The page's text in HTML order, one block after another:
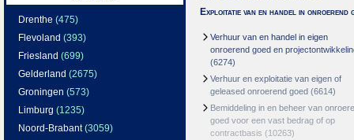
Drenthe (475)
Flevoland (393)
Friesland (699)
Gelderland (2675)
Groningen (573)
Limburg (1235)
Noord-Brabant(3059)
Exploitatie van en handel in onroerend
Verhuur van en handel in eigen
onroerend goed en
(6274)
Verhuur en exploitatie van eigen of
geleased onroerend goed (6614)
Bemiddeling in en beheer van
goed voor een vast bedrag of op
contractbasis (10263)